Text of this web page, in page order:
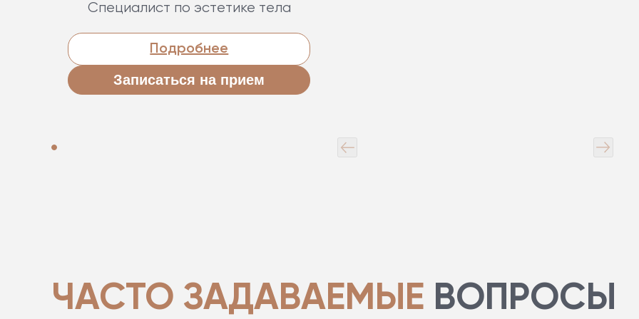
Специалист по эстетике тела
Подробнее
Записаться на прием
ЧАСТО ЗАДАВАЕМЫЕ ВОПРОСЫ